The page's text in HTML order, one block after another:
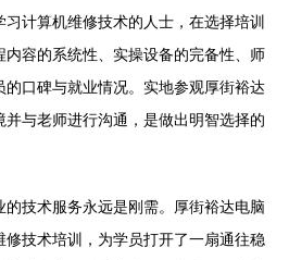
计算机维修技术的人士，在选择培训
容的系统性、实操设备的完备性、师
的口碑与就业情况。实地参观厚街裕达
与老师进行沟通，是做出明智选择的
技术服务永远是刚需。厚街裕达电脑
技术培训，为学员打开了一扇通往稳